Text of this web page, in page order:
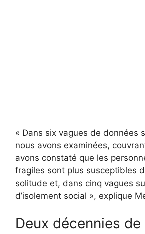
« Dans six vagues de données
nous avons examinées,
avons constaté que les
fragiles sont plus susceptibles
solitude et, dans cinq vagues
d’isolement social », explique
Deux décennies